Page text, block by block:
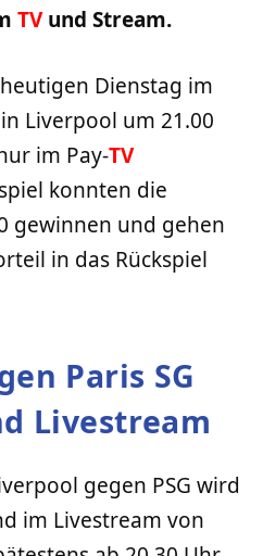
TVund Stream.
Dienstag im
Liverpool um 21.00
im Pay-TV
konnten die
gewinnen und gehen
in das Rückspiel
Paris SG
Livestream
gegen PSG wird
im Livestream von